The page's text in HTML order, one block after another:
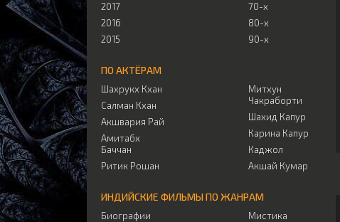
2017
2016
2015
70-х
80-х
90-х
ПО АКТЁРАМ
Шахрукх Кхан
Салман Кхан
Акшвария Рай
Амитабх
Баччан
Ритик Рошан
Митхун
Чакраборти
Шахид Капур
Карина Капур
Каджол
Акшай Кумар
ИНДИЙСКИЕ ФИЛЬМЫ ПО ЖАНРАМ
Биографии
Мистика